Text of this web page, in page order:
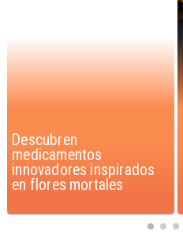
Jim Carrey se une a Los
Supersónicos en live-
action